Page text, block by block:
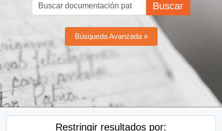
Buscar
Búsqueda Avanzada »
Restringir resultados por: